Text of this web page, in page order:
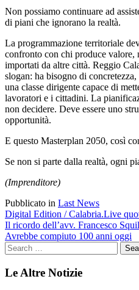
Non possiamo continuare ad
di piani che ignorano la realtà.
La programmazione territoriale
confronto con chi produce valore,
importati da altre città. Reggio
slogan: ha bisogno di
una classe dirigente capace di
lavoratori e i cittadini. La
non decidere. Deve essere uno
opportunità.
E questo Masterplan 2050, così
Se non si parte dalla realtà, ogni
(Imprenditore)
Pubblicato in Last News
Navigazione
articoli
Digital Edition / Calabria.Live
Il ricordo dell’avv. Francesco
Avrebbe compiuto 100 anni oggi
Le Altre Notizie